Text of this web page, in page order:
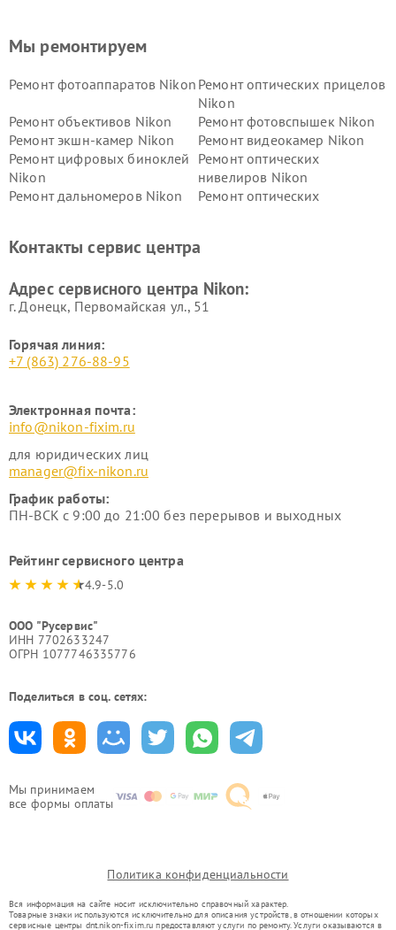
Мы принимаем
все формы оплаты
Мы ремонтируем
Ремонт фотоаппаратов Nikon Ремонт оптических прицелов
Nikon
Ремонт объективов Nikon
Ремонт фотовспышек Nikon
Ремонт экшн-камер Nikon
Ремонт видеокамер Nikon
Ремонт цифровых биноклей
Nikon
Ремонт оптических
нивелиров Nikon
Ремонт дальномеров Nikon
Ремонт оптических
Контакты сервис центра
Адрес сервисного центра Nikon:
г. Донецк, Первомайская ул., 51
Горячая линия:
+7 (863) 276-88-95
Электронная почта:
info@nikon-fixim.ru
для юридических лиц
manager@fix-nikon.ru
График работы:
ПН-ВСК с 9:00 до 21:00 без перерывов и выходных
Рейтинг сервисного центра
4.9-5.0
ООО "Русервис"
ИНН 7702633247
ОГРН 1077746335776
Поделиться в соц. сетях:
Политика конфиденциальности
Вся информация на сайте носит исключительно справочный характер.
Товарные знаки используются исключительно для описания устройств, в отношении которых
сервисные центры dnt.nikon-fixim.ru предоставляют услуги по ремонту. Услуги оказываются в